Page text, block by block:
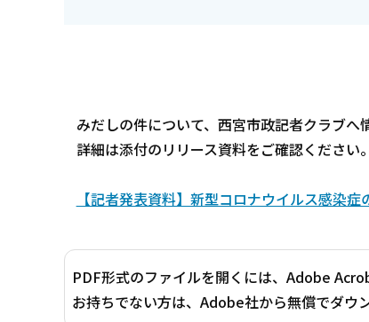
みだしの件について、西宮市政記者クラブへ
詳細は添付のリリース資料をご確認ください。
【記者発表資料】新型コロナウイルス感染
PDF形式のファイルを開くには、Adobe
お持ちでない方は、Adobe社から無償でダウ